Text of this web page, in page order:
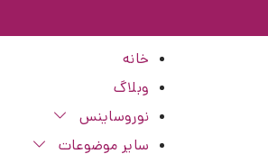
خانه
وبلاگ
نوروساینس
سایر موضوعات